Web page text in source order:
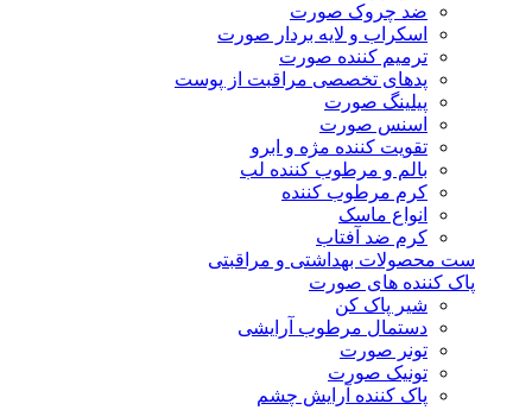
ضد چروک صورت
اسکراب و لایه بردار صورت
ترمیم کننده صورت
پدهای تخصصی مراقبت از پوست
پیلینگ صورت
اسنس صورت
تقویت کننده مژه و ابرو
بالم و مرطوب کننده لب
کرم مرطوب کننده
انواع ماسک
کرم ضد آفتاب
ست محصولات بهداشتی و مراقبتی
پاک کننده های صورت
شیر پاک کن
دستمال مرطوب آرایشی
تونر صورت
تونیک صورت
پاک کننده آرایش چشم